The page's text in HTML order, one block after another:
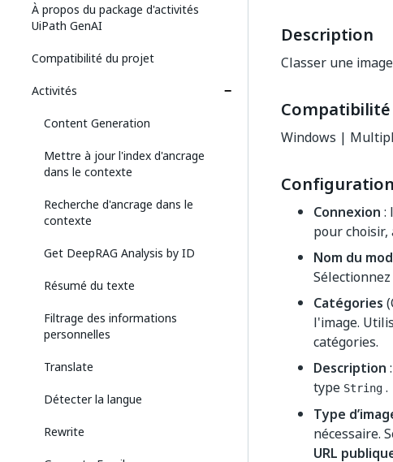
À propos du package d'activités
UiPath GenAI
Compatibilité du projet
Activités
Content Generation
Mettre à jour l'index d'ancrage
dans le contexte
Recherche d'ancrage dans le
contexte
Get DeepRAG Analysis by ID
Résumé du texte
Filtrage des informations
personnelles
Translate
Détecter la langue
Rewrite
Description
Classer une
Windows |
Configuration
Connexion :
pour choisir,
Nom du
Catégories
l'image.
catégories.
Description
type String .
Type
nécessaire.
URL